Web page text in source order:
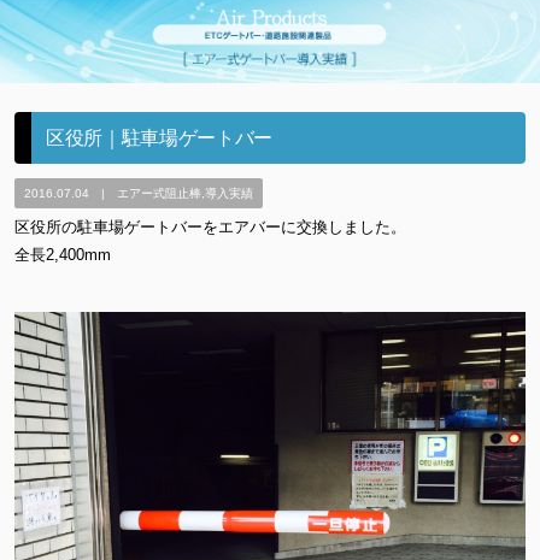
Air HOME エアー式ETCバー エアー式ゲートバー
その他阻止棒 導入実績 会社概要
区役所｜駐車場ゲートバー
2016.07.04 | エアー式阻止棒,導入実績
区役所の駐車場ゲートバーをエアバーに交換しました。
全長2,400mm